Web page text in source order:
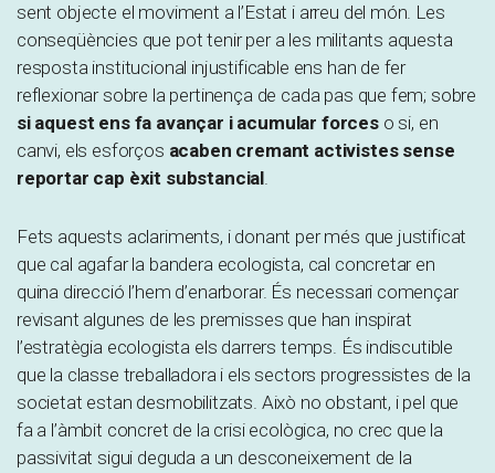
sent objecte el moviment a l’Estat i arreu del món. Les
conseqüències que pot tenir per a les militants aquesta
resposta institucional injustificable ens han de fer
reflexionar sobre la pertinença de cada pas que fem; sobre
si aquest ens fa avançar i acumular forces o si, en
canvi, els esforços acaben cremant activistes sense
reportar cap èxit substancial.
Fets aquests aclariments, i donant per més que justificat
que cal agafar la bandera ecologista, cal concretar en
quina direcció l’hem d’enarborar. És necessari començar
revisant algunes de les premisses que han inspirat
l’estratègia ecologista els darrers temps. És indiscutible
que la classe treballadora i els sectors progressistes de la
societat estan desmobilitzats. Això no obstant, i pel que
fa a l’àmbit concret de la crisi ecològica, no crec que la
passivitat sigui deguda a un desconeixement de la